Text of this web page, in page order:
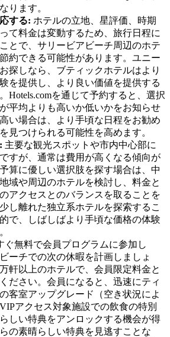
ります。
する: ホテルの立地、星評価、時期
て料金は変動するため、旅行日程に
とで、サリービアビーチ周辺のホテ
約できる可能性があります。ユニー
探しなら、ブティックホテルはより
を提供し、より良い価値を提供する
Hotels.comを通じて予約すると、選択
平均よりも高いか低いかをお知らせ
い場合は、より手頃な日程をお勧め
見つけられる可能性を高めます。
主要な観光スポットや市内中心部に
すが、通常は費用が高くなる傾向が
算に優しい選択肢を探す場合は、中
域や周辺のホテルを検討し、料金と
アクセスとのバランスを取ることを
し離れた独立系ホテルを探索するこ
で、しばしばより手頃な価格の体験
ぐ無料で会員プログラムに参加し
ーチでの次の休暇を計画しましょ
軒以上のホテルで、会員限定料金と
ださい。会員になると、迅速にティ
客室アップグレード（空き状況によ
アクセス対象施設での飲食の特別
しい特典をアンロックする機会が得
の素晴らしい特典を見逃すことな